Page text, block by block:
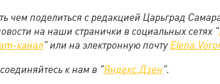
чем поделиться с редакцией Царьград
на наши странички в социальных сетях "
канал" или на электронную почту
к нам в "Яндекс.Дзен".